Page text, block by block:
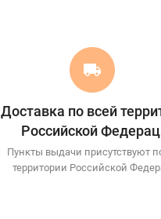
Доставка по всей
Российской
Пункты выдачи присутствуют
территории Российской